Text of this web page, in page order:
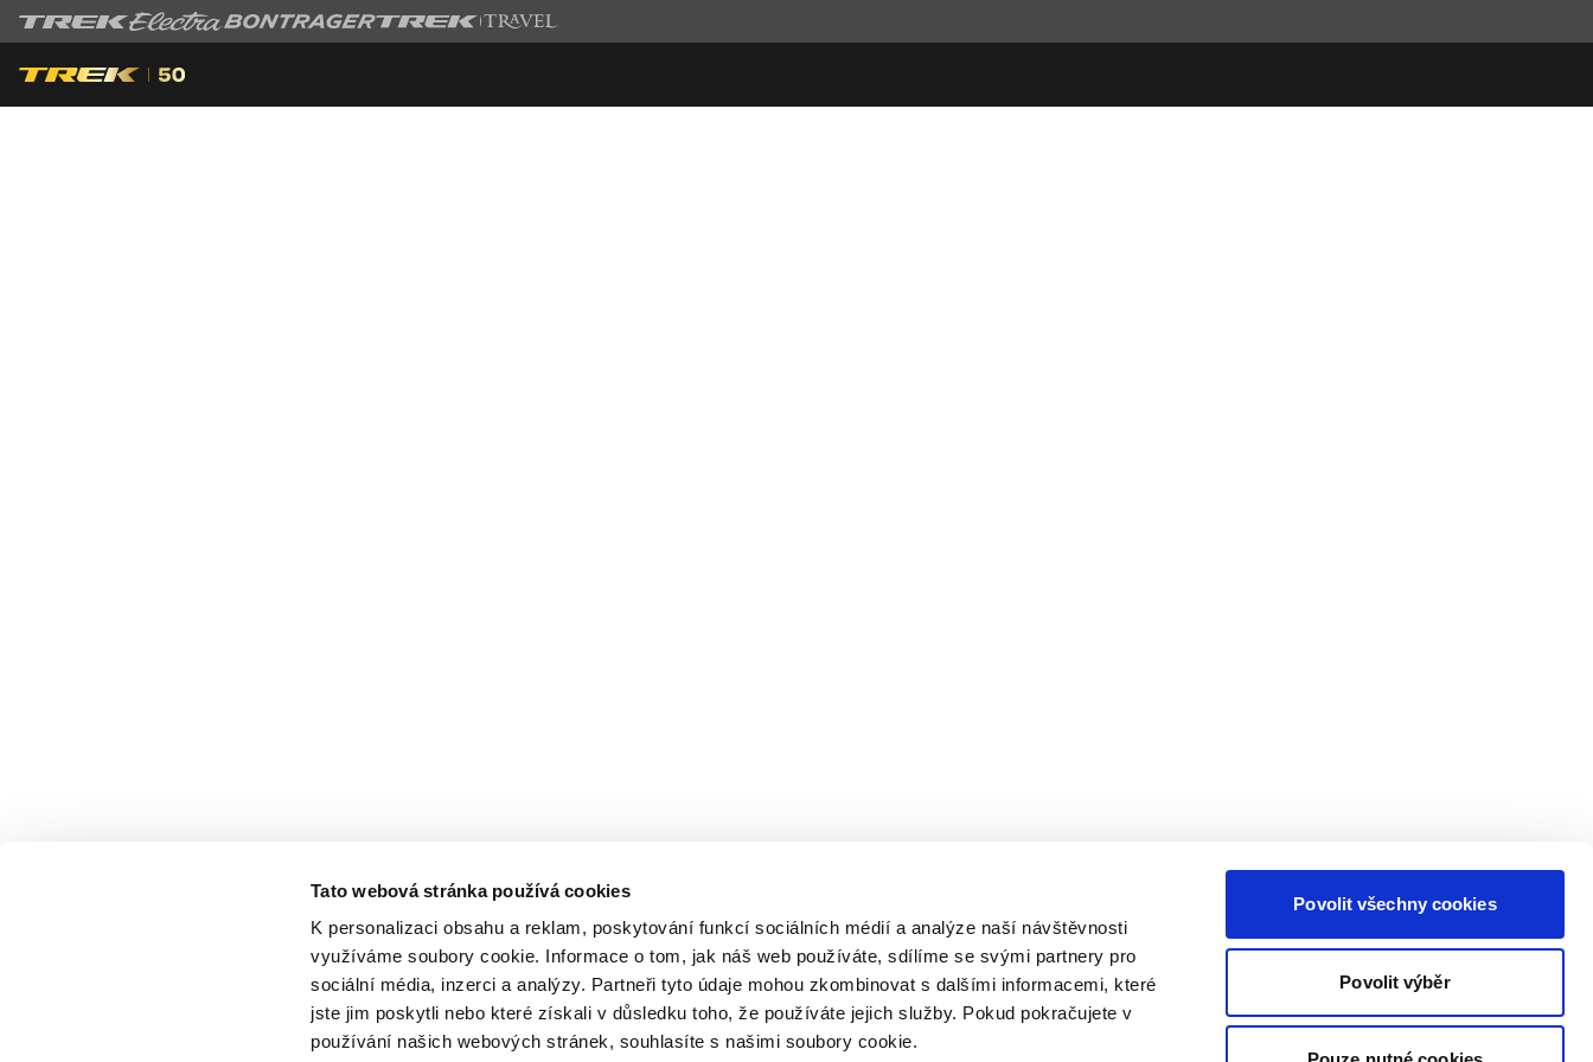
Tato webová stránka používá cookies
K personalizaci obsahu a reklam, poskytování funkcí sociálních médií a analýze naší návštěvnosti
využíváme soubory cookie. Informace o tom, jak náš web používáte, sdílíme se svými partnery pro
sociální média, inzerci a analýzy. Partneři tyto údaje mohou zkombinovat s dalšími informacemi, které
jste jim poskytli nebo které získali v důsledku toho, že používáte jejich služby. Pokud pokračujete v
používání našich webových stránek, souhlasíte s našimi soubory cookie.
Povolit všechny cookies
Povolit výběr